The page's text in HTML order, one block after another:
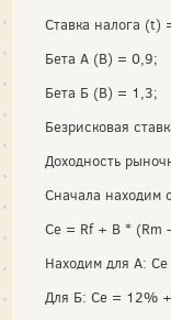
Ставка налога
Бета А (В) = 0,9;
Бета Б (В) = 1,3;
Безрисковая
Доходность
Сначала находим
Ce = Rf + B * (Rm
Находим для А:
Для Б: Ce = 12%